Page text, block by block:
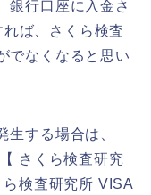
銀行口座に入金さ
ば、さくら検査
でなくなると思い
する場合は、
さくら検査研究
検査研究所 VISA